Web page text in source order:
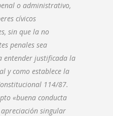
o administrativo,
cívicos
sin que la no
penales sea
entender justificada la
y como establece la
114/87.
«buena conducta
singular